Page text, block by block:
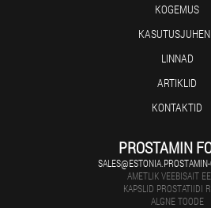
KOGEMUS
LINNAD
ARTIKLID
KONTAKTID
PROSTAMIN
AMETLIK VEEBISAIT
KAPSLID PROSTATIIDI
ALGNE TOODE